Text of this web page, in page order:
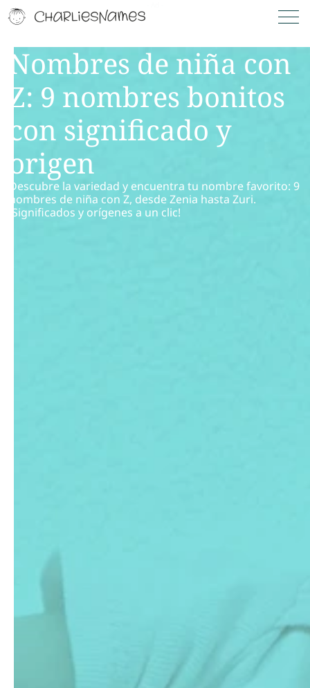
Nombres de niña con
Z: 9 nombres bonitos
con significado y
origen
Descubre la variedad y encuentra tu nombre favorito: 9
nombres de niña con Z, desde Zenia hasta Zuri.
¡Significados y orígenes a un clic!